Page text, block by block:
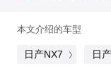
本文介绍的车型
日产NX7 日